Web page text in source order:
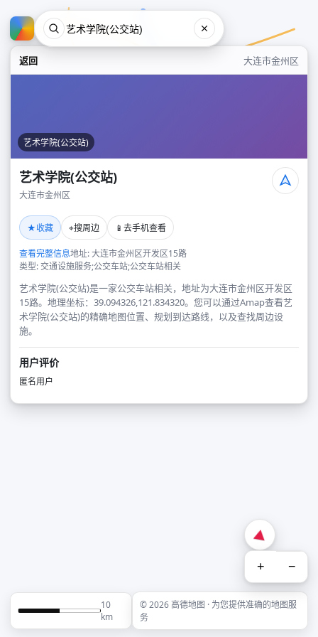
返回 大连市金州区
艺术学院(公交站)
艺术学院(公交站)
大连市金州区
★收藏 ⌖搜周边 📱 去手机查看
查看完整信息地址: 大连市金州区开发区15路
类型: 交通设施服务;公交车站;公交车站相关
艺术学院(公交站)是一家公交车站相关，地址为大连市金州区开发区
15路。地理坐标：39.094326,121.834320。您可以通过Amap查看艺
术学院(公交站)的精确地图位置、规划到达路线，以及查找周边设
施。
用户评价
匿名用户
+ −
10
km
© 2026 高德地图 · 为您提供准确的地图服
务